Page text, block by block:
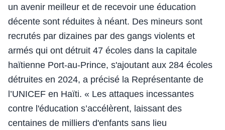
un avenir meilleur et de recevoir une éducation
décente sont réduites à néant. Des mineurs sont
recrutés par dizaines par des gangs violents et
armés qui ont détruit 47 écoles dans la capitale
haïtienne Port-au-Prince, s'ajoutant aux 284 écoles
détruites en 2024, a précisé la Représentante de
l’UNICEF en Haïti. « Les attaques incessantes
contre l'éducation s’accélèrent, laissant des
centaines de milliers d'enfants sans lieu